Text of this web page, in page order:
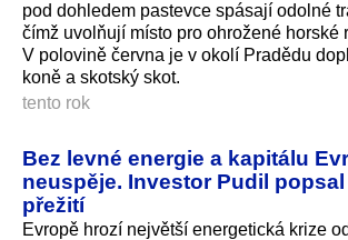
pod dohledem pastevce spásají odolné
čímž uvolňují místo pro ohrožené horské
V polovině června je v okolí Pradědu
koně a skotský skot.
tento rok
Bez levné energie a kapitálu
neuspěje. Investor Pudil
přežití
Evropě hrozí největší energetická krize